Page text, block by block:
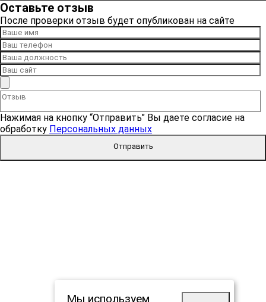
Оставьте отзыв
После проверки отзыв будет опубликован на сайте
Нажимая на кнопку “Отправить” Вы даете согласие на
обработку Персональных данных
Отправить
Мы используем